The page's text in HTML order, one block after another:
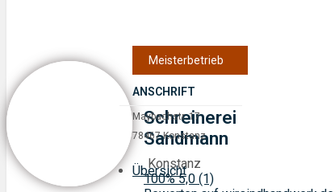
Schreinerei
Sandmann
Konstanz
100%5,0 (1)
Meisterbetrieb
ANSCHRIFT
Maybachstr. 17
78467 Konstanz
Übersicht